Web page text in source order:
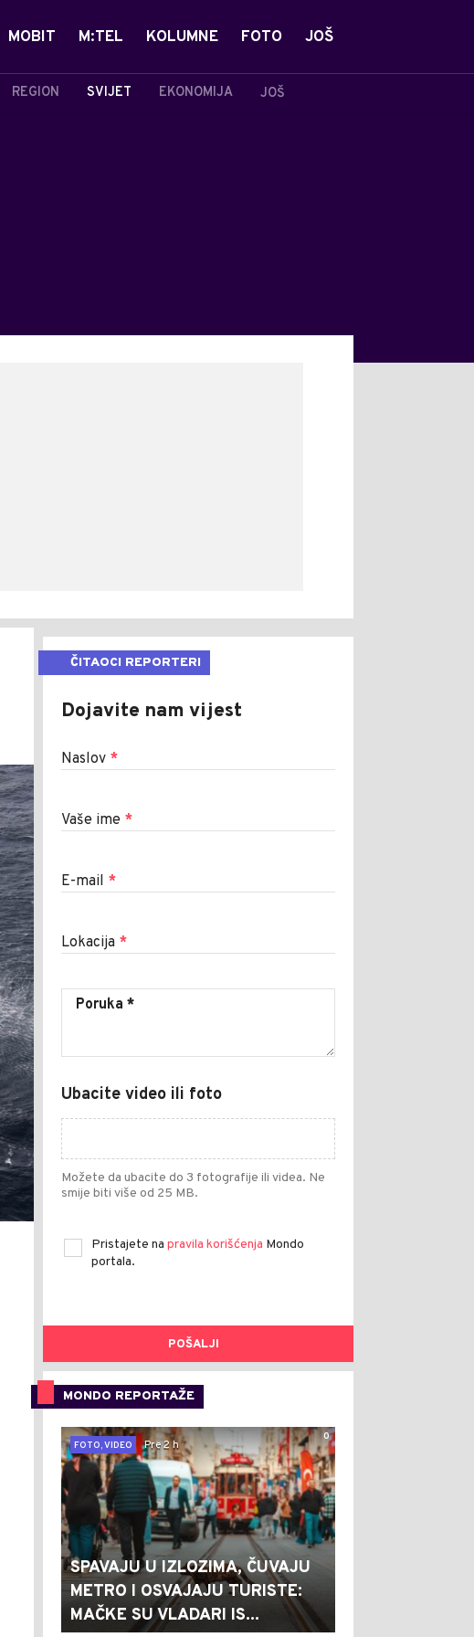
REGION SVIJET EKONOMIJA JOŠ
MOBIT M:TEL KOLUMNE FOTO JOŠ
ČITAOCI REPORTERI
Dojavite nam vijest
Naslov *
Vaše ime *
E-mail *
Lokacija *
Ubacite video ili foto
Možete da ubacite do 3 fotografije ili videa. Ne
smije biti više od 25 MB.
Pristajete na pravila korišćenja Mondo
portala.
POŠALJI
MONDO REPORTAŽE
0
FOTO, VIDEO
Pre 2 h
SPAVAJU U IZLOZIMA, ČUVAJU
METRO I OSVAJAJU TURISTE:
MAČKE SU VLADARI IS...